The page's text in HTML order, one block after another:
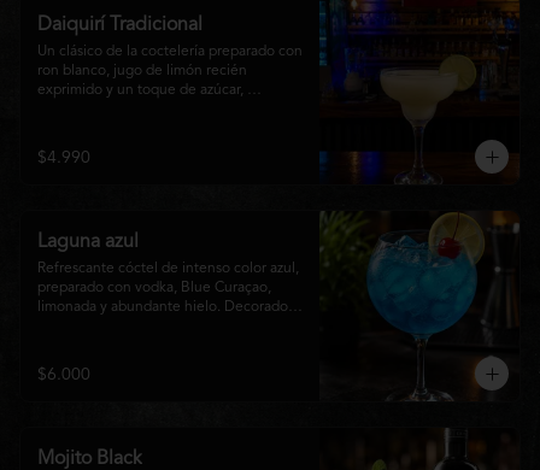
Daiquirí Tradicional
Un clásico de la coctelería preparado con
ron blanco, jugo de limón recién
exprimido y un toque de azúcar,
cóctel equilibrado, de notas cítricas y
sabor intenso, perfecto para disfrutar en
$4.990
Laguna azul
Refrescante cóctel de intenso color azul,
preparado con vodka, Blue Curaçao,
limonada y abundante hielo. Decorado
final fresco, ideal para cualquier ocasión.
$6.000
Mojito Black